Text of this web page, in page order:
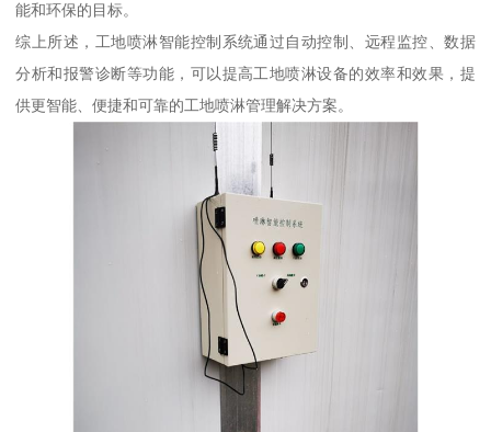
能和环保的目标。
综上所述，工地喷淋智能控制系统通过自动控制、远程监控、数据
分析和报警诊断等功能，可以提高工地喷淋设备的效率和效果，提
供更智能、便捷和可靠的工地喷淋管理解决方案。